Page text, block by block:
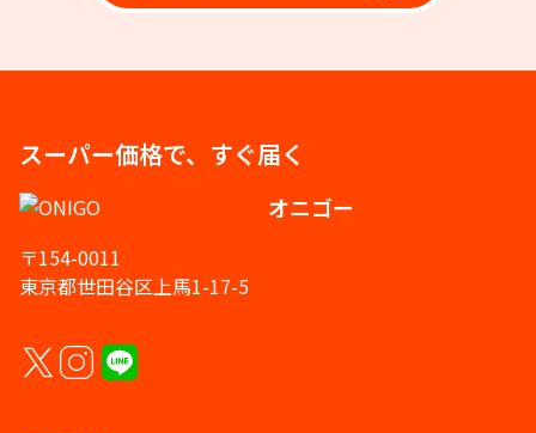
スーパー価格で、すぐ届く
オニゴー
〒154-0011
東京都世田谷区上馬1-17-5